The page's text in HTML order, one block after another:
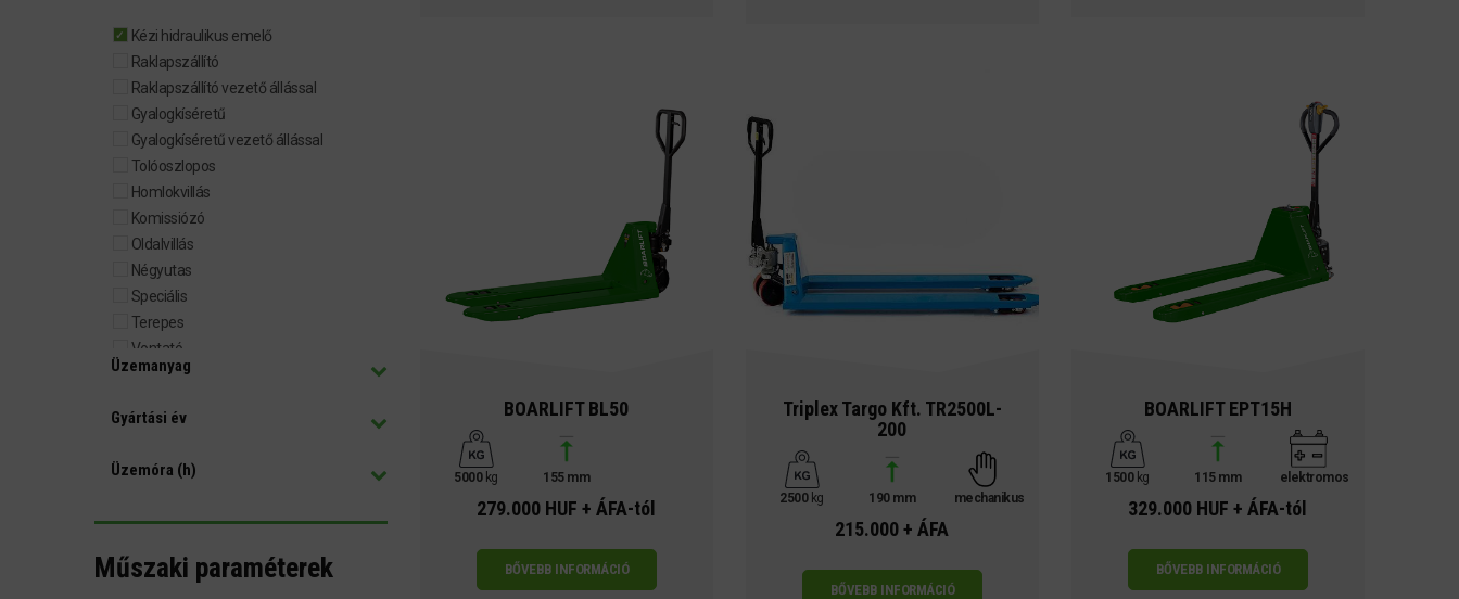
Kézi hidraulikus emelő
Raklapszállító
Raklapszállító vezető állással
Gyalogkíséretű
Gyalogkíséretű vezető állással
Tolóoszlopos
Homlokvillás
Komissiózó
Oldalvillás
Négyutas
Speciális
Terepes
Vontató
Kiegészítő
Üzemanyag
Gyártási év
Üzemóra (h)
Műszaki paraméterek
BOARLIFT BL50
5000kg 155 mm
279.000 HUF + ÁFA-tól
BŐVEBB INFORMÁCIÓ
Triplex Targo Kft. TR2500L-
200
2500kg 190 mm mechanikus
215.000 + ÁFA
BŐVEBB INFORMÁCIÓ
BOARLIFT EPT15H
1500kg 115 mm elektromos
329.000 HUF + ÁFA-tól
BŐVEBB INFORMÁCIÓ